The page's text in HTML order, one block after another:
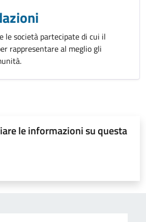
le società partecipate di cui il
rappresentare al meglio gli
le informazioni su questa
5 stelle su 5
su 5
su 5
5